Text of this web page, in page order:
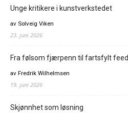
Unge kritikere i kunstverkstedet
av Solveig Viken
23. juni 2026
Fra følsom fjærpenn til fartsfylt feed
av Fredrik Wilhelmsen
19. juni 2026
Skjønnhet som løsning